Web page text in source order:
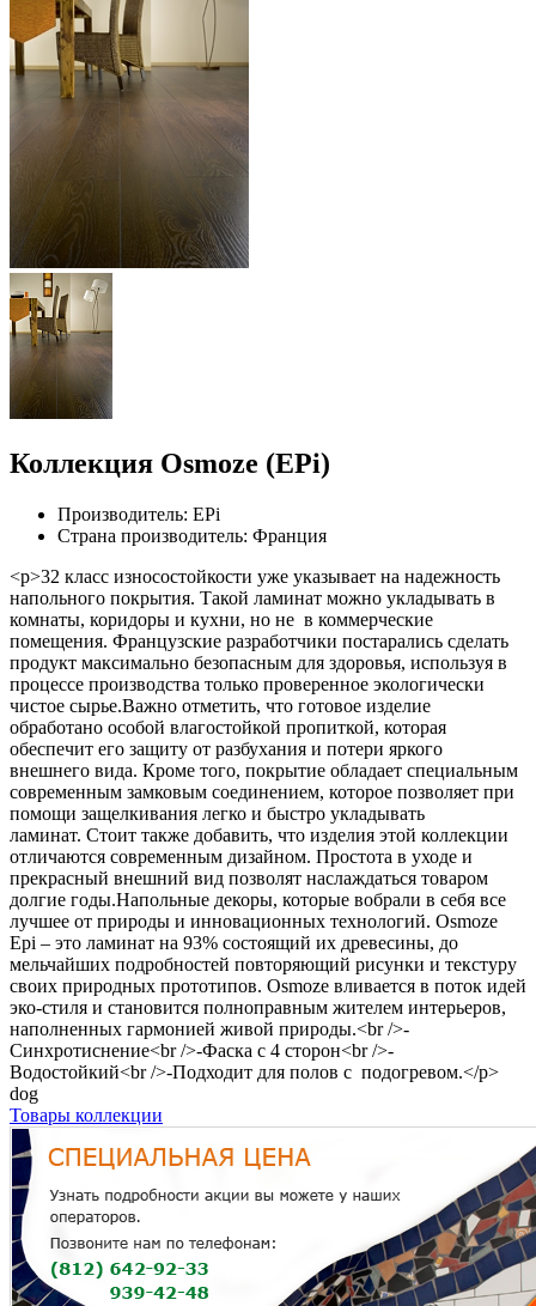
Коллекция Osmoze (EPi)
Производитель: EPi
Страна производитель: Франция
<p>32 класс износостойкости уже указывает на надежность
напольного покрытия. Такой ламинат можно укладывать в
комнаты, коридоры и кухни, но не в коммерческие
помещения. Французские разработчики постарались сделать
продукт максимально безопасным для здоровья, используя в
процессе производства только проверенное экологически
чистое сырье.Важно отметить, что готовое изделие
обработано особой влагостойкой пропиткой, которая
обеспечит его защиту от разбухания и потери яркого
внешнего вида. Кроме того, покрытие обладает специальным
современным замковым соединением, которое позволяет при
помощи защелкивания легко и быстро укладывать
ламинат. Стоит также добавить, что изделия этой коллекции
отличаются современным дизайном. Простота в уходе и
прекрасный внешний вид позволят наслаждаться товаром
долгие годы.Напольные декоры, которые вобрали в себя все
лучшее от природы и инновационных технологий. Osmoze
Epi – это ламинат на 93% состоящий их древесины, до
мельчайших подробностей повторяющий рисунки и текстуру
своих природных прототипов. Osmoze вливается в поток идей
эко-стиля и становится полноправным жителем интерьеров,
наполненных гармонией живой природы.<br />-
Синхротиснение<br />-Фаска с 4 сторон<br />-
Водостойкий<br />-Подходит для полов с подогревом.</p>
dog
Товары коллекции